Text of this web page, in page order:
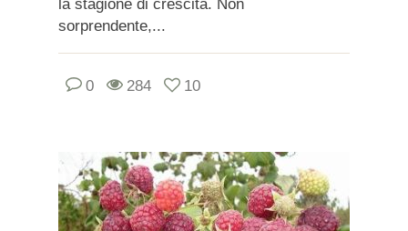
la stagione di crescita. Non
sorprendente,...
0 284 10